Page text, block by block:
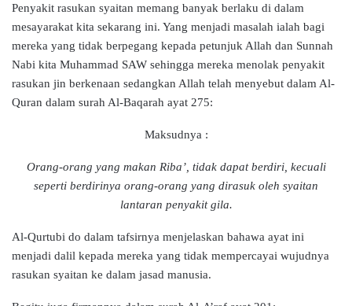
Penyakit rasukan syaitan memang banyak berlaku di dalam
mesayarakat kita sekarang ini. Yang menjadi masalah ialah bagi
mereka yang tidak berpegang kepada petunjuk Allah dan Sunnah
Nabi kita Muhammad SAW sehingga mereka menolak penyakit
rasukan jin berkenaan sedangkan Allah telah menyebut dalam Al-
Quran dalam surah Al-Baqarah ayat 275:
Maksudnya :
Orang-orang yang makan Riba’, tidak dapat berdiri, kecuali
seperti berdirinya orang-orang yang dirasuk oleh syaitan
lantaran penyakit gila.
Al-Qurtubi do dalam tafsirnya menjelaskan bahawa ayat ini
menjadi dalil kepada mereka yang tidak mempercayai wujudnya
rasukan syaitan ke dalam jasad manusia.